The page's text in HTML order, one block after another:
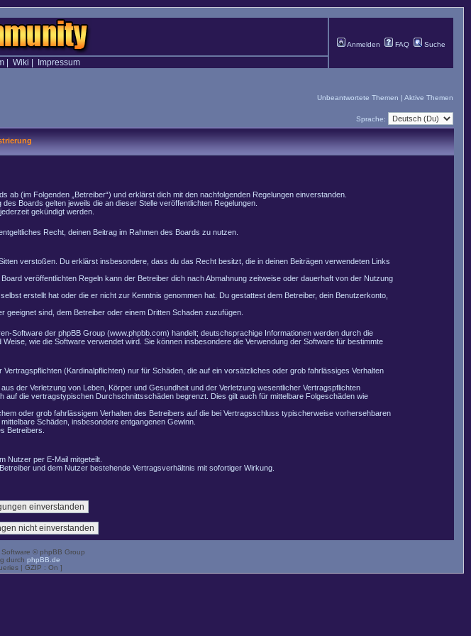
Anmelden FAQ Suche
| Wiki Impressum
Unbeantwortete Themen | Aktive Themen
Sprache:
(im Folgenden „Betreiber“) und erklärst dich mit den nachfolgenden Regelungen einverstanden.
Boards gelten jeweils die an dieser Stelle veröffentlichten Regelungen.
gekündigt werden.
Recht, deinen Beitrag im Rahmen des Boards zu nutzen.
verstoßen. Du erklärst insbesondere, dass du das Recht besitzt, die in deinen Beiträgen verwendeten Links
veröffentlichten Regeln kann der Betreiber dich nach Abmahnung zeitweise oder dauerhaft von der Nutzung
erstellt hat oder die er nicht zur Kenntnis genommen hat. Du gestattest dem Betreiber, dein Benutzerkonto,
sind, dem Betreiber oder einem Dritten Schaden zuzufügen.
Software der phpBB Group (www.phpbb.com) handelt; deutschsprachige Informationen werden durch die
wie die Software verwendet wird. Sie können insbesondere die Verwendung der Software für bestimmte
(Kardinalpflichten) nur für Schäden, die auf ein vorsätzliches oder grob fahrlässiges Verhalten
der Verletzung von Leben, Körper und Gesundheit und der Verletzung wesentlicher Vertragspflichten
die vertragstypischen Durchschnittsschäden begrenzt. Dies gilt auch für mittelbare Folgeschäden wie
oder grob fahrlässigem Verhalten des Betreibers auf die bei Vertragsschluss typischerweise vorhersehbaren
Schäden, insbesondere entgangenen Gewinn.
Betreibers.
Nutzer per E-Mail mitgeteilt.
und dem Nutzer bestehende Vertragsverhältnis mit sofortiger Wirkung.
© phpBB Group
durch phpBB.de
| GZIP : On ]